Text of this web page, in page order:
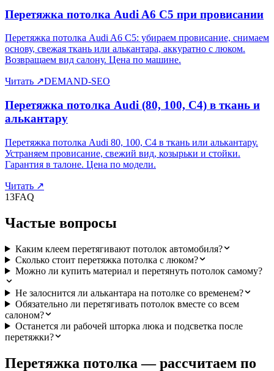
Перетяжка потолка Audi A6 C5 при провисании
Перетяжка потолка Audi A6 C5: убираем провисание, снимаем
основу, свежая ткань или алькантара, аккуратно с люком.
Возвращаем вид салону. Цена по машине.
Читать ↗DEMAND-SEO
Перетяжка потолка Audi (80, 100, C4) в ткань и
алькантару
Перетяжка потолка Audi 80, 100, C4 в ткань или алькантару.
Устраняем провисание, свежий вид, козырьки и стойки.
Гарантия в талоне. Цена по модели.
Читать ↗
13FAQ
Частые вопросы
Каким клеем перетягивают потолок автомобиля?
Сколько стоит перетяжка потолка с люком?
Можно ли купить материал и перетянуть потолок самому?
Не залоснится ли алькантара на потолке со временем?
Обязательно ли перетягивать потолок вместе со всем
салоном?
Останется ли рабочей шторка люка и подсветка после
перетяжки?
Перетяжка потолка — рассчитаем по